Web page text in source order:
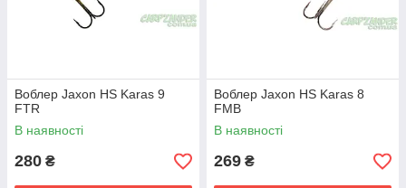
Воблер Jaxon HS Karas 9
FTR
В наявності
280 ₴
Воблер Jaxon HS Karas 8
FMB
В наявності
269 ₴